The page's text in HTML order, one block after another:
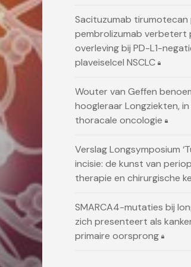
Sacituzumab tirumotecan
pembrolizumab verbetert
overleving bij PD-L1-
plaveiselcel NSCLC
Wouter van Geffen
hoogleraar Longziekten,
thoracale oncologie
Verslag Longsymposium
incisie: de kunst van
therapie en chirurgische
SMARCA4-mutaties bij
zich presenteert als
primaire oorsprong